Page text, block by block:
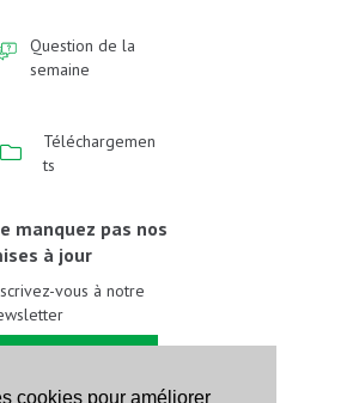
cookies pour améliorer
Question de la
semaine
Téléchargemen
ts
manquez pas nos
à jour
vous à notre